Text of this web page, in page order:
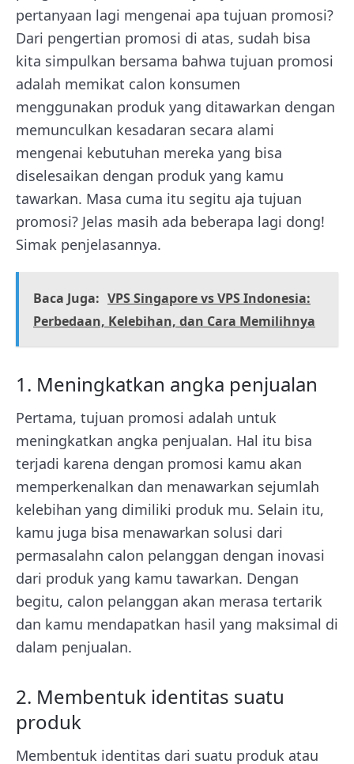
pertanyaan lagi mengenai apa tujuan promosi?
Dari pengertian promosi di atas, sudah bisa
kita simpulkan bersama bahwa tujuan promosi
adalah memikat calon konsumen
menggunakan produk yang ditawarkan dengan
memunculkan kesadaran secara alami
mengenai kebutuhan mereka yang bisa
diselesaikan dengan produk yang kamu
tawarkan. Masa cuma itu segitu aja tujuan
promosi? Jelas masih ada beberapa lagi dong!
Simak penjelasannya.
Baca Juga: VPS Singapore vs VPS Indonesia:
Perbedaan, Kelebihan, dan Cara Memilihnya
1. Meningkatkan angka penjualan
Pertama, tujuan promosi adalah untuk
meningkatkan angka penjualan. Hal itu bisa
terjadi karena dengan promosi kamu akan
memperkenalkan dan menawarkan sejumlah
kelebihan yang dimiliki produk mu. Selain itu,
kamu juga bisa menawarkan solusi dari
permasalahn calon pelanggan dengan inovasi
dari produk yang kamu tawarkan. Dengan
begitu, calon pelanggan akan merasa tertarik
dan kamu mendapatkan hasil yang maksimal di
dalam penjualan.
2. Membentuk identitas suatu
produk
Membentuk identitas dari suatu produk atau